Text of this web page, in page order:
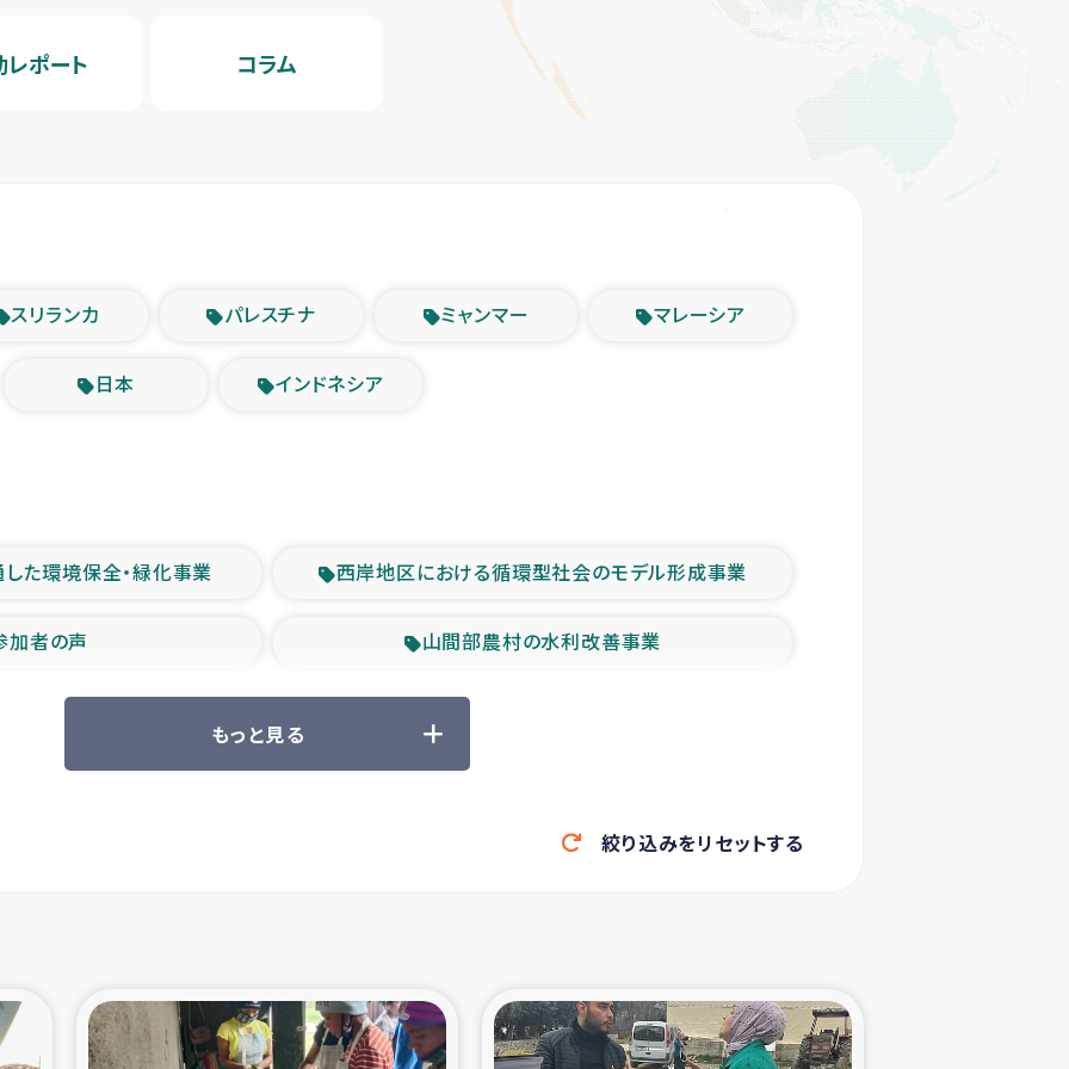
ポート コラム
スリランカ パレスチナ ミャンマー マレーシア
日本 インドネシア
た環境保全・緑化事業 西岸地区における循環型社会のモデル形成事業
加者の声 山間部農村の水利改善事業
の時代 森林保全型農業の支援事業
豪雨緊急支援 大雨による洪水被災者支援
シリア国内避難民・帰還民の生活再建支援
急人道支援 スリランカ南部洪水被災者支援
もっと見る
絞り込みをリセットする